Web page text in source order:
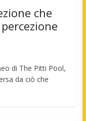
che
di The Pitti Pool,
da ciò che